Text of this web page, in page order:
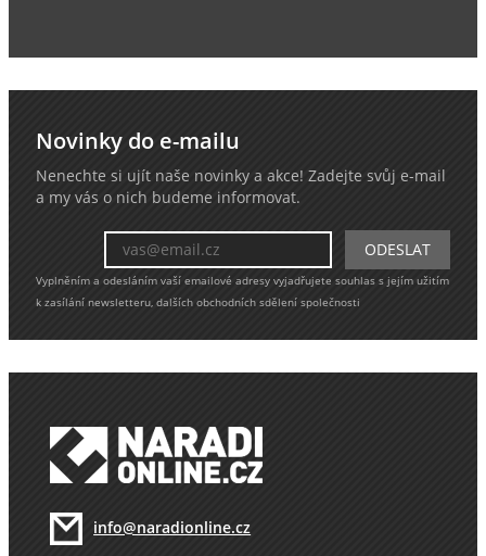
Novinky do e-mailu
Nenechte si ujít naše novinky a akce! Zadejte svůj e-mail
a my vás o nich budeme informovat.
Vyplněním a odesláním vaší emailové adresy vyjadřujete souhlas s jejím užitím
k zasílání newsletteru, dalších obchodních sdělení společnosti
info@naradionline.cz